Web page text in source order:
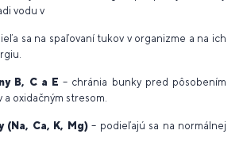
vodu v
sa na spaľovaní tukov v organizme a na ich
B, C a E – chránia bunky pred pôsobením
oxidačným stresom.
(Na, Ca, K, Mg)– podieľajú sa na normálnej